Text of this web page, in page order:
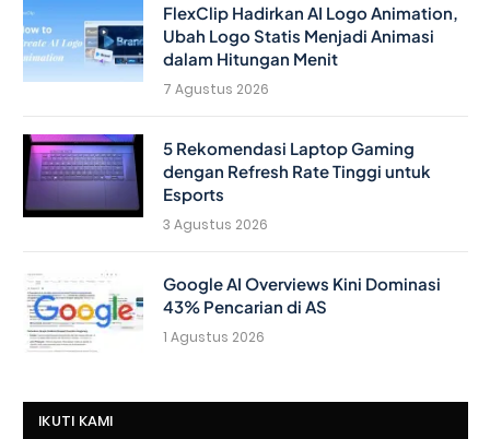
FlexClip Hadirkan AI Logo Animation,
Ubah Logo Statis Menjadi Animasi
dalam Hitungan Menit
7 Agustus 2026
5 Rekomendasi Laptop Gaming
dengan Refresh Rate Tinggi untuk
Esports
3 Agustus 2026
Google AI Overviews Kini Dominasi
43% Pencarian di AS
1 Agustus 2026
IKUTI KAMI